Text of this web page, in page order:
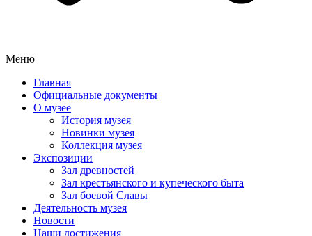
Меню
Главная
Официальные документы
О музее
История музея
Новинки музея
Коллекция музея
Экспозиции
Зал древностей
Зал крестьянского и купеческого быта
Зал боевой Славы
Деятельность музея
Новости
Наши достижения